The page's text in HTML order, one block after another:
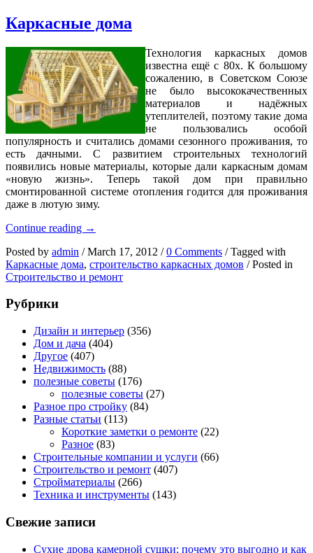
Каркасные дома
Технология каркасных домов
известна ещё с 80х. К большому
сожалению, в Советском Союзе
не было высококачественных
материалов и надёжных
утеплителей, поэтому такие дома
не пользовались особой
популярность и считались домами сезонного проживания, то
есть дачными. С развитием строительных технологий
появились новые материалы, которые дали каркасным домам
«новую жизнь». Теперь такой дом при правильно
смонтированной системе отопления годится для проживания
даже в лютую зиму.
Continue reading Каркасные
→
Posted by admin / March 17, 2012 / 0 Comments / Tagged with
Каркасные дома, строительство каркасных домов / Posted in
Строительство и ремонт
Рубрики
Дизайн и интерьер (356)
Дом и дача (404)
Другое (407)
Недвижимость (88)
полезные советы (176)
полезные советы (27)
Разное про стройку (84)
Разные статьи (113)
Короткие заметки о ремонте (22)
Разное (83)
Строительные компании и услуги (66)
Строительство и ремонт (407)
Стройматериалы (266)
Техника и инструменты (143)
Свежие записи
Сухие дрова камерной сушки: почему это выгодно и как